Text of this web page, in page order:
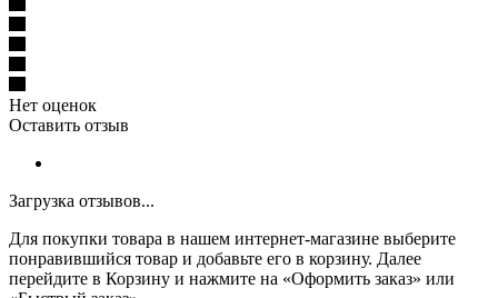
Нет оценок
Оставить отзыв
Загрузка отзывов...
Для покупки товара в нашем интернет-магазине выберите
понравившийся товар и добавьте его в корзину. Далее
перейдите в Корзину и нажмите на «Оформить заказ» или